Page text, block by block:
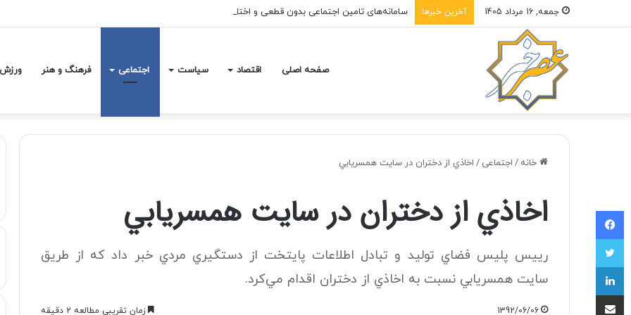
جمعه, 16 مرداد 1405 آخرین خبرها سامانه‌های تامین اجتماعی بدون قطعی و اختلال در دسترس است
صفحه اصلی اقتصاد سیاست اجتماعی فرهنگ و هنر ورزش
خانه / اجتماعی / اخاذي از دختران در سايت همسريابي
اخاذي از دختران در سايت همسريابي
رييس پليس فضاي توليد و تبادل اطلاعات پايتخت از دستگيري مردي خبر داد که از طريق
سايت همسريابي نسبت به اخاذي از دختران اقدام مي‌کرد.
1392/06/06 زمان تقریبی مطالعه 2 دقیقه